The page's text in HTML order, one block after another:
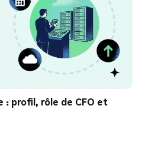
: profil, rôle de CFO et